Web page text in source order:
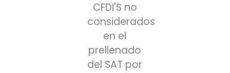
CFDI'S no
considerados
en el
prellenado
del SAT por